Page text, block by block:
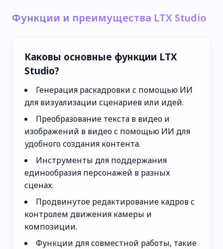
Функции и преимущества LTX Studio
Каковы основные функции LTX
Studio?
Генерация раскадровки с помощью ИИ
для визуализации сценариев или идей.
Преобразование текста в видео и
изображений в видео с помощью ИИ для
удобного создания контента.
Инструменты для поддержания
единообразия персонажей в разных
сценах.
Продвинутое редактирование кадров с
контролем движения камеры и
композиции.
Функции для совместной работы, такие